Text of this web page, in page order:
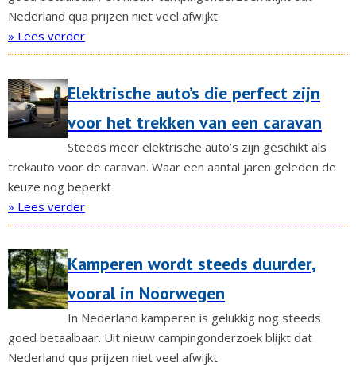
Nederland qua prijzen niet veel afwijkt
» Lees verder
Elektrische auto’s die perfect zijn
voor het trekken van een caravan
Steeds meer elektrische auto’s zijn geschikt als
trekauto voor de caravan. Waar een aantal jaren geleden de
keuze nog beperkt
» Lees verder
Kamperen wordt steeds duurder,
vooral in Noorwegen
In Nederland kamperen is gelukkig nog steeds
goed betaalbaar. Uit nieuw campingonderzoek blijkt dat
Nederland qua prijzen niet veel afwijkt